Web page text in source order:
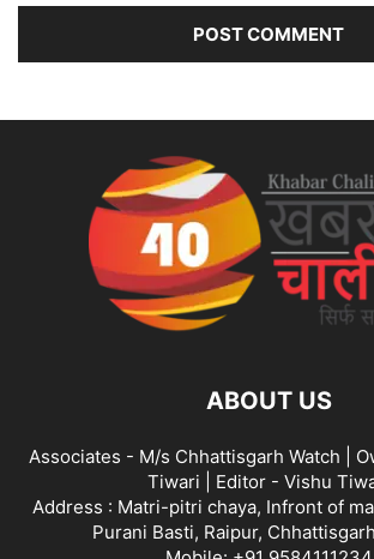
ABOUT US
Associates - M/s Chhattisgarh Watch |
Tiwari | Editor - Vishu
Address : Matri-pitri chaya, Infront of
Purani Basti, Raipur,